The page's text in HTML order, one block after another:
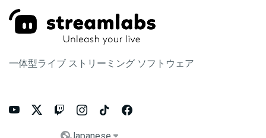
一体型ライブ ストリーミング ソフトウェア
     
 